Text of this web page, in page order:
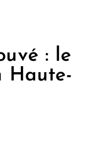
: le
Haute-